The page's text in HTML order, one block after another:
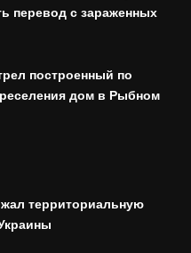
перевод с зараженных
построенный по
дом в Рыбном
территориальную